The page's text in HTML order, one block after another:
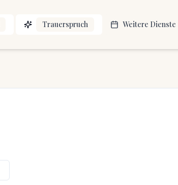
Trauerspruch Weitere Dienste